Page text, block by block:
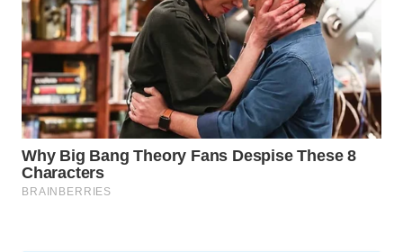
WAHANA
SELEB
WAHANA
PERSONA
WAHANA
OTOMOTIF